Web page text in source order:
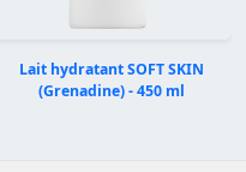
Lait hydratant SOFT SKIN
(Grenadine) - 450 ml